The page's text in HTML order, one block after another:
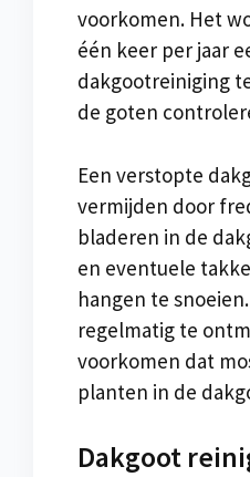
voorkomen. Het
één keer per jaar
dakgootreiniging
de goten
Een verstopte
vermijden door
bladeren in de
en eventuele
hangen te
regelmatig te
voorkomen dat
planten in de
Dakgoot